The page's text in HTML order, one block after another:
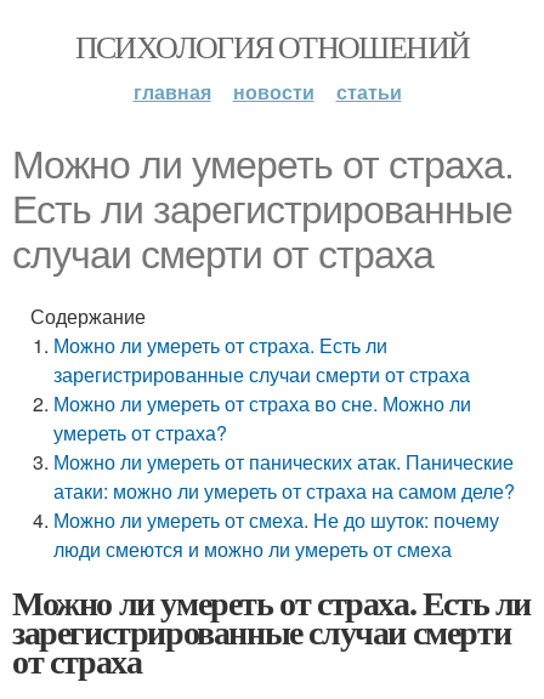
ПСИХОЛОГИЯ ОТНОШЕНИЙ
главная новости статьи
Можно ли умереть от страха.
Есть ли зарегистрированные
случаи смерти от страха
Содержание
Можно ли умереть от страха. Есть ли
зарегистрированные случаи смерти от страха
Можно ли умереть от страха во сне. Можно ли
умереть от страха?
Можно ли умереть от панических атак. Панические
атаки: можно ли умереть от страха на самом деле?
Можно ли умереть от смеха. Не до шуток: почему
люди смеются и можно ли умереть от смеха
Можно ли умереть от страха. Есть ли
зарегистрированные случаи смерти
от страха